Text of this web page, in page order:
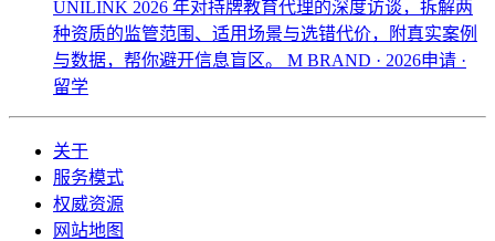
UNILINK 2026 年对持牌教育代理的深度访谈，拆解两
种资质的监管范围、适用场景与选错代价，附真实案例
与数据，帮你避开信息盲区。 M BRAND · 2026申请 ·
留学
关于
服务模式
权威资源
网站地图